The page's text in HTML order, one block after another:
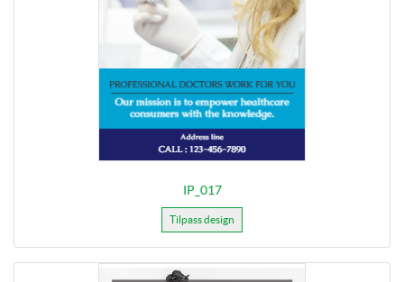
IP_017
Tilpass design